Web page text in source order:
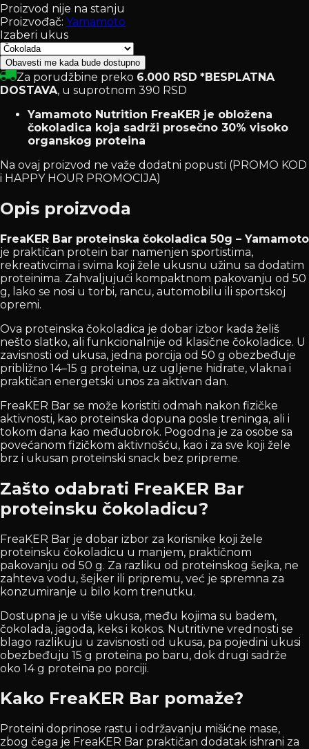
Proizvod nije na stanju
Proizvođač: Yamamoto
Izaberi ukus
Obavesti me kada bude dostupno
Za porudžbine preko 6.000 RSD *BESPLATNA
DOSTAVA, u suprotnom 390 RSD
Yamamoto Nutrition FreaKER je obložena
čokoladica koja sadrži prosečno 30% visoko
organskog proteina
Na ovaj proizvod ne važe dodatni popusti (PROMO KOD
i HAPPY HOUR PROMOCIJA)
Opis proizvoda
FreaKER Bar proteinska čokoladica 50g – Yamamoto
je praktičan protein bar namenjen sportistima,
rekreativcima i svima koji žele ukusnu užinu sa dodatim
proteinima. Zahvaljujući kompaktnom pakovanju od 50
g, lako se nosi u torbi, rancu, automobilu ili sportskoj
opremi.
Ova proteinska čokoladica je dobar izbor kada želiš
nešto slatko, ali funkcionalnije od klasične čokoladice. U
zavisnosti od ukusa, jedna porcija od 50 g obezbeđuje
približno 14–15 g proteina, uz ugljene hidrate, vlakna i
praktičan energetski unos za aktivan dan.
FreaKER Bar se može koristiti odmah nakon fizičke
aktivnosti, kao proteinska dopuna posle treninga, ali i
tokom dana kao međuobrok. Pogodna je za osobe sa
povećanom fizičkom aktivnošću, kao i za sve koji žele
brz i ukusan proteinski snack bez pripreme.
Zašto odabrati FreaKER Bar
proteinsku čokoladicu?
FreaKER Bar je dobar izbor za korisnike koji žele
proteinsku čokoladicu u manjem, praktičnom
pakovanju od 50 g. Za razliku od proteinskog šejka, ne
zahteva vodu, šejker ili pripremu, već je spremna za
konzumiranje u bilo kom trenutku.
Dostupna je u više ukusa, među kojima su badem,
čokolada, jagoda, keks i kokos. Nutritivne vrednosti se
blago razlikuju u zavisnosti od ukusa, pa pojedini ukusi
obezbeđuju 15 g proteina po baru, dok drugi sadrže
oko 14 g proteina po porciji.
Kako FreaKER Bar pomaže?
Proteini doprinose rastu i održavanju mišićne mase,
zbog čega je FreaKER Bar praktičan dodatak ishrani za